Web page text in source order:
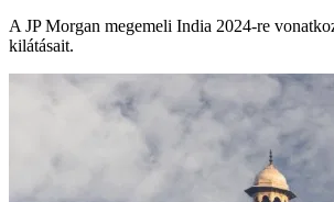
A JP Morgan megemeli India 2024-re
kilátásait.